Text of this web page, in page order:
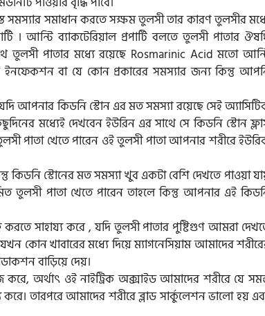
সমস্যার সমাধান করতে সক্ষম তুলসী তার কারণ তুলসীর
। আন্টি ব্যাকটেরিয়াল প্রপার্টি বলতে তুলসী পাতার
তুলসী পাতার মধ্যে রয়েছে Rosmarinic Acid মতো
ইনফেকশন বা যে কোন প্রকারের সমস্যার জন্য কিন্তু
আপনার কিডনি স্টোন এর মত সমস্যা রয়েছে সেই
মধ্যেই দেখবেন ইউরিন এর সাথে সে কিডনি স্টোন
পাতা খেতে পারেন ওই তুলসী পাতা আপনার শরীরে
স্টোনের মত সমস্যা খুব একটা বেশি দেখতে পাওয়া
তুলসী পাতা খেতে পারেন তাহলে কিন্তু আপনার এই
করতে সাহায্য করে , যদি তুলসী পাতার পুষ্টিগুণ আমরা
কোন খাবারের মধ্যে দিয়ে ম্যাগনেসিয়াম আমাদের
বাড়িয়ে দেয়।
অর্থাৎ ওই নাইট্রিক অক্সাইড আমাদের শরীরে যে
করে। তারপরে আমাদের শরীরে ব্লাড সার্কুলেশন ভালো হয়